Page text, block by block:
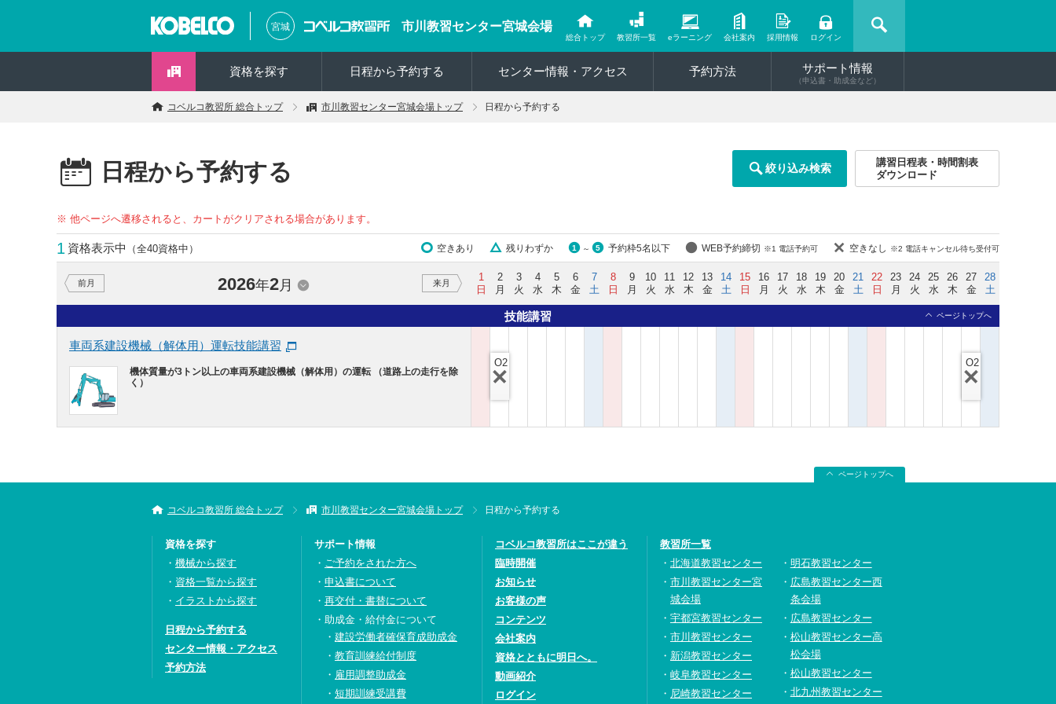
宮城 市川教習センター宮城会場
総合トップ 教習所一覧 eラーニング 会社案内 採用情報 ログイン
資格を探す 日程から予約する センター情報・アクセス 予約方法 サポート情報
（申込書・助成金など）
コベルコ教習所 総合トップ 市川教習センター宮城会場トップ 日程から予約する
日程から予約する 絞り込み検索
講習日程表・時間割表
ダウンロード
※ 他ページへ遷移されると、カートがクリアされる場合があります。
1 資格表示中 （全40資格中） 空きあり 残りわずか 1 ～ 5 予約枠5名以下 WEB予約締切 ※1 電話予約可 空きなし ※2 電話キャンセル待ち受付可
前月 2026年2月 来月
1
日
2
月
3
火
4
水
5
木
6
金
7
土
8
日
9
月
10
火
11
水
12
木
13
金
14
土
15
日
16
月
17
火
18
水
19
木
20
金
21
土
22
日
23
月
24
火
25
水
26
木
27
金
28
土
技能講習 ページトップへ
車両系建設機械（解体用）運転技能講習
機体質量が3トン以上の車両系建設機械（解体用）の運転 （道路上の走行を除
く）
O2
O2
ページトップへ
コベルコ教習所 総合トップ 市川教習センター宮城会場トップ 日程から予約する
資格を探す
機械から探す
資格一覧から探す
イラストから探す
日程から予約する
センター情報・アクセス
予約方法
サポート情報
ご予約をされた方へ
申込書について
再交付・書替について
助成金・給付金について
建設労働者確保育成助成金
教育訓練給付制度
雇用調整助成金
短期訓練受講費
コベルコ教習所はここが違う
臨時開催
お知らせ
お客様の声
コンテンツ
会社案内
資格とともに明日へ。
動画紹介
ログイン
教習所一覧
北海道教習センター
市川教習センター宮
城会場
宇都宮教習センター
市川教習センター
新潟教習センター
岐阜教習センター
尼崎教習センター
明石教習センター
広島教習センター西
条会場
広島教習センター
松山教習センター高
松会場
松山教習センター
北九州教習センター